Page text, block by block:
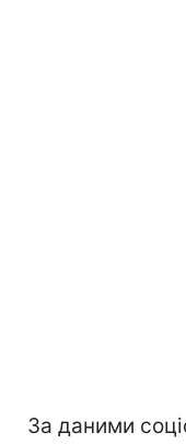
За даними